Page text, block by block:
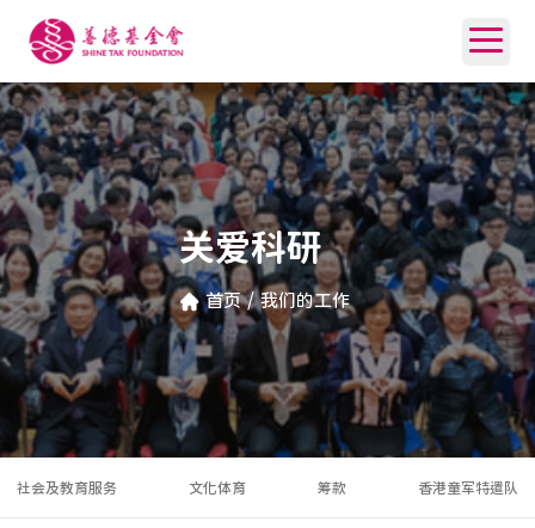
关爱科研
首页 / 我们的工作
社会及教育服务 文化体育 筹款 香港童军特遣队